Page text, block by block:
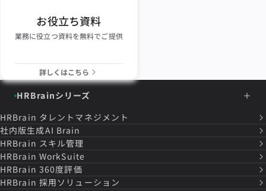
お役立ち資料
業務に役立つ資料を無料でご提供
詳しくはこちら
HRBrainシリーズ
HRBrain タレントマネジメント
社内版生成AI Brain
HRBrain スキル管理
HRBrain WorkSuite
HRBrain 360度評価
HRBrain 採用ソリューション